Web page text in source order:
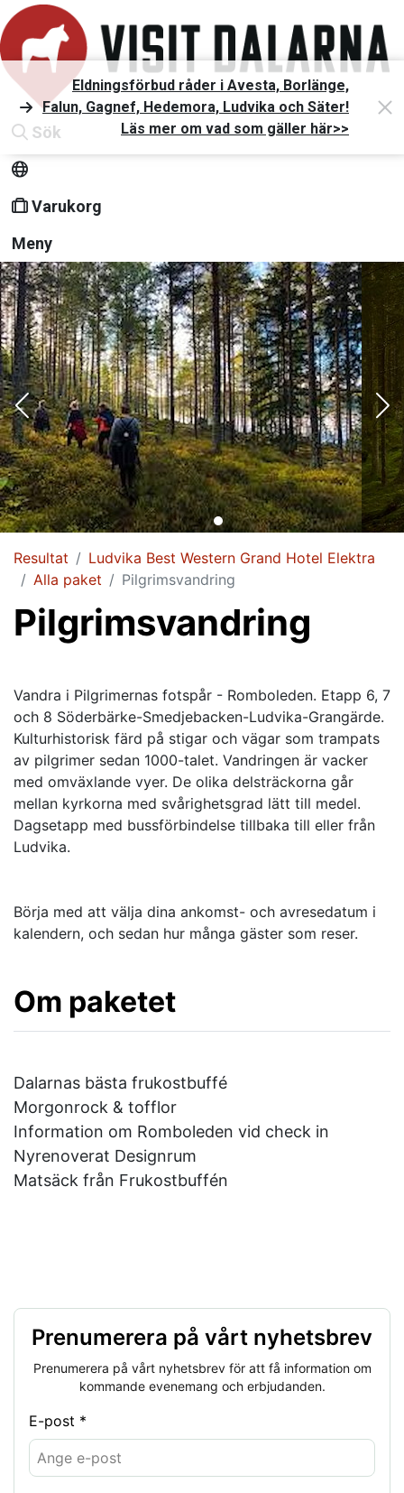
Sök
Varukorg
Meny
Eldningsförbud råder i Avesta, Borlänge,
Falun, Gagnef, Hedemora, Ludvika och Säter!
Läs mer om vad som gäller här>>
Resultat
Ludvika Best Western Grand Hotel Elektra
Alla paket
Pilgrimsvandring
Pilgrimsvandring
Vandra i Pilgrimernas fotspår - Romboleden. Etapp 6, 7
och 8 Söderbärke-Smedjebacken-Ludvika-Grangärde.
Kulturhistorisk färd på stigar och vägar som trampats
av pilgrimer sedan 1000-talet. Vandringen är vacker
med omväxlande vyer. De olika delsträckorna går
mellan kyrkorna med svårighetsgrad lätt till medel.
Dagsetapp med bussförbindelse tillbaka till eller från
Ludvika.
Börja med att välja dina ankomst- och avresedatum i
kalendern, och sedan hur många gäster som reser.
Om paketet
Dalarnas bästa frukostbuffé
Morgonrock & tofflor
Information om Romboleden vid check in
Nyrenoverat Designrum
Prenumerera på vårt nyhetsbrev
Prenumerera på vårt nyhetsbrev för att få information om
kommande evenemang och erbjudanden.
E-post *